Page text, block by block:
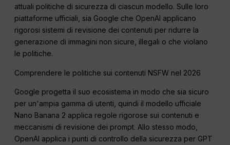
attuali politiche di sicurezza di ciascun modello. Sulle loro
piattaforme ufficiali, sia Google che OpenAI applicano
rigorosi sistemi di revisione dei contenuti per ridurre la
generazione di immagini non sicure, illegali o che violano
le politiche.
Comprendere le politiche sui contenuti NSFW nel 2026
Google progetta il suo ecosistema in modo che sia sicuro
per un'ampia gamma di utenti, quindi il modello ufficiale
Nano Banana 2 applica regole rigorose sui contenuti e
meccanismi di revisione dei prompt. Allo stesso modo,
OpenAI applica i punti di controllo della sicurezza per GPT